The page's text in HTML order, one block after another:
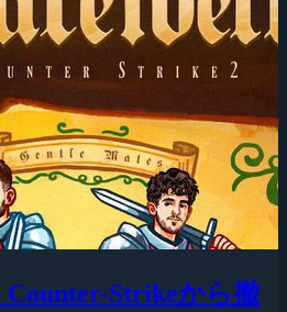
Counter-Strikeから撤